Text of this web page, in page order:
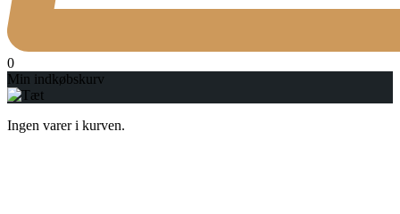
0
Min indkøbskurv
Ingen varer i kurven.